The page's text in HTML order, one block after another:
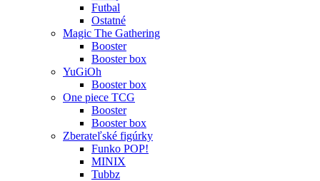
Futbal
Ostatné
Magic The Gathering
Booster
Booster box
YuGiOh
Booster box
One piece TCG
Booster
Booster box
Zberateľské figúrky
Funko POP!
MINIX
Tubbz